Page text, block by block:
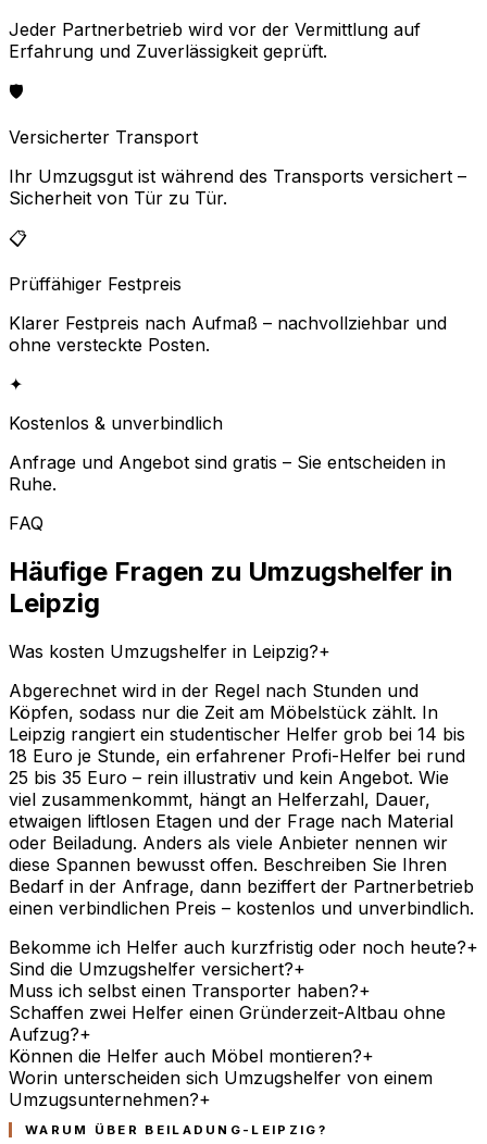
Jeder Partnerbetrieb wird vor der Vermittlung auf
Erfahrung und Zuverlässigkeit geprüft.
🛡️
Versicherter Transport
Ihr Umzugsgut ist während des Transports versichert –
Sicherheit von Tür zu Tür.
📋
Prüffähiger Festpreis
Klarer Festpreis nach Aufmaß – nachvollziehbar und
ohne versteckte Posten.
✦
Kostenlos & unverbindlich
Anfrage und Angebot sind gratis – Sie entscheiden in
Ruhe.
FAQ
Häufige Fragen zu Umzugshelfer in
Leipzig
Was kosten Umzugshelfer in Leipzig?+
Abgerechnet wird in der Regel nach Stunden und
Köpfen, sodass nur die Zeit am Möbelstück zählt. In
Leipzig rangiert ein studentischer Helfer grob bei 14 bis
18 Euro je Stunde, ein erfahrener Profi-Helfer bei rund
25 bis 35 Euro – rein illustrativ und kein Angebot. Wie
viel zusammenkommt, hängt an Helferzahl, Dauer,
etwaigen liftlosen Etagen und der Frage nach Material
oder Beiladung. Anders als viele Anbieter nennen wir
diese Spannen bewusst offen. Beschreiben Sie Ihren
Bedarf in der Anfrage, dann beziffert der Partnerbetrieb
einen verbindlichen Preis – kostenlos und unverbindlich.
Bekomme ich Helfer auch kurzfristig oder noch heute?+
Sind die Umzugshelfer versichert?+
Muss ich selbst einen Transporter haben?+
Schaffen zwei Helfer einen Gründerzeit-Altbau ohne
Aufzug?+
Können die Helfer auch Möbel montieren?+
Worin unterscheiden sich Umzugshelfer von einem
Umzugsunternehmen?+
WARUM ÜBER BEILADUNG-LEIPZIG?